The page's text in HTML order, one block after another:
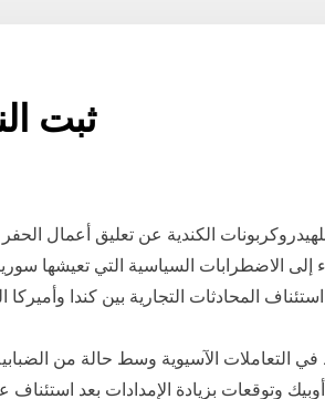
ثبت
إلى الاضطرابات السياسية التي تعيشها
التعاملات الآسيوية وسط حالة من
أوبيك وتوقعات بزيادة الإمدادات بعد